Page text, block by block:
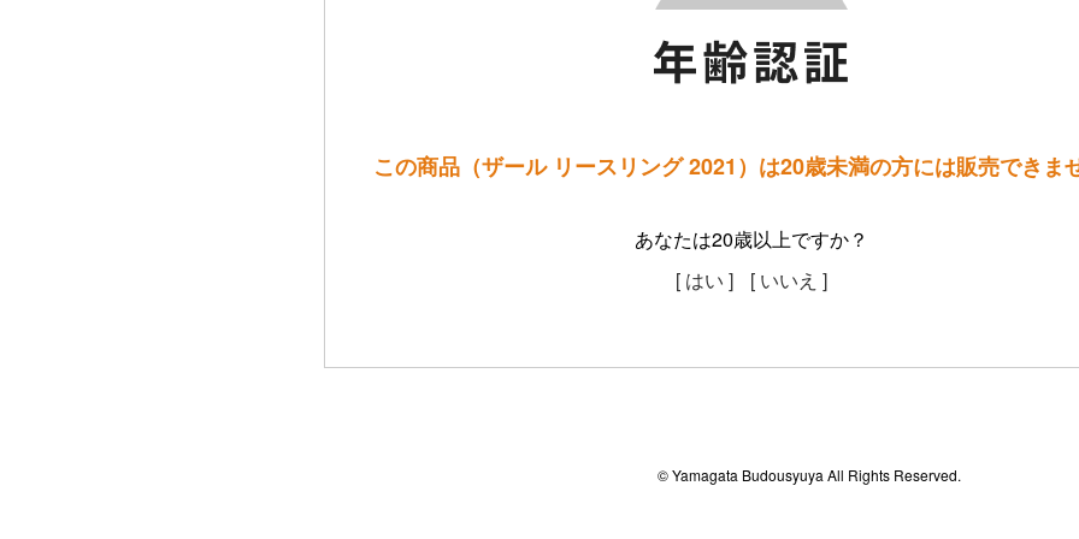
この商品（ザール リースリング 2021）は20歳未満の方には販売できま
あなたは20歳以上ですか？
[ はい ]
[ いいえ ]
© Yamagata Budousyuya All Rights Reserved.